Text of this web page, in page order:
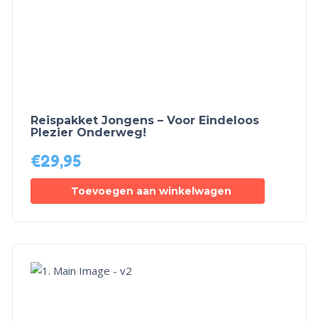
Reispakket Jongens – Voor Eindeloos
Plezier Onderweg!
€29,95
Toevoegen aan winkelwagen